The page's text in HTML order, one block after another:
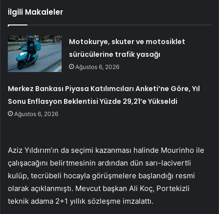
İlgili Makaleler
Motokurye, skuter ve motosiklet
sürücülerine trafik yasağı
Ağustos 6, 2026
Merkez Bankası Piyasa Katılımcıları Anketi’ne Göre, Yıl
Sonu Enflasyon Beklentisi Yüzde 29,21’e Yükseldi
Ağustos 6, 2026
Aziz Yıldırım’ın da seçimi kazanması halinde Mourinho ile
çalışacağını belirtmesinin ardından dün sarı-lacivertli
kulüp, tecrübeli hocayla görüşmelere başlandığı resmi
olarak açıklanmıştı. Mevcut başkan Ali Koç, Portekizli
teknik adama 2+1 yıllık sözleşme imzalattı.